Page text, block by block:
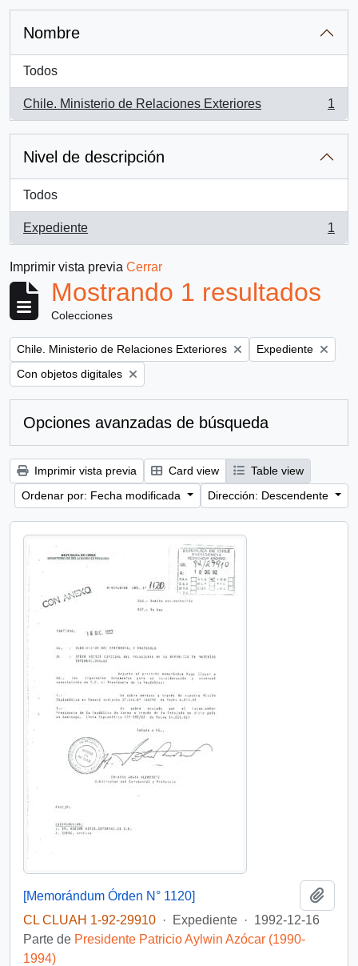
Nombre
Todos
Chile. Ministerio de Relaciones Exteriores
, 1 resultados
1
Nivel de descripción
Todos
Expediente
, 1 resultados
1
Imprimir vista previa Cerrar
Mostrando 1 resultados
Colecciones
Remove filter:
Chile. Ministerio de Relaciones Exteriores Remove filter:
Expediente
Remove filter:
Con objetos digitales
Opciones avanzadas de búsqueda
Imprimir vista previa Card view
Table view
Ordenar por: Fecha modificada
Dirección: Descendente
[Memorándum Órden N° 1120]
CL CLUAH 1-92-29910 · Expediente · 1992-12-16
Parte de Presidente Patricio Aylwin Azócar (1990-
1994)